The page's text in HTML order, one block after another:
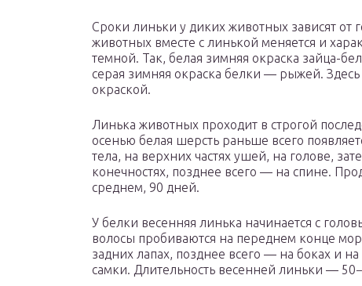
Сроки линьки у диких животных зависят от
животных вместе с линькой меняется и
темной. Так, белая зимняя окраска зайца-
серая зимняя окраска белки — рыжей.
окраской.
Линька животных проходит в строгой
осенью белая шерсть раньше всего
тела, на верхних частях ушей, на голове,
конечностях, позднее всего — на спине.
среднем, 90 дней.
У белки весенняя линька начинается с
волосы пробиваются на переднем конце
задних лапах, позднее всего — на боках и
самки. Длительность весенней линьки —